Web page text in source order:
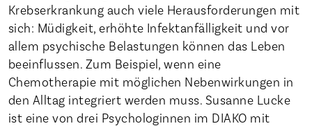
Krebserkrankung auch viele Herausforderungen mit
sich: Müdigkeit, erhöhte Infektanfälligkeit und vor
allem psychische Belastungen können das Leben
beeinflussen. Zum Beispiel, wenn eine
Chemotherapie mit möglichen Nebenwirkungen in
den Alltag integriert werden muss. Susanne Lucke
ist eine von drei Psychologinnen im DIAKO mit